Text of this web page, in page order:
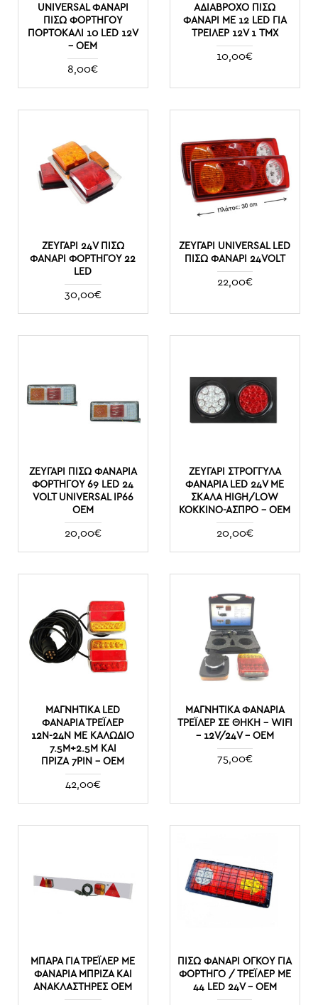
UNIVERSAL ΦΑΝΆΡΙ
ΠΊΣΩ ΦΟΡΤΗΓΟΎ
ΠΟΡΤΟΚΑΛΊ 10 LED 12V
– OEM
8,00€
ΑΔΙΆΒΡΟΧΟ ΠΊΣΩ
ΦΑΝΆΡΙ ΜΕ 12 LED ΓΙΑ
ΤΡΕΙΛΕΡ 12V 1 ΤΜΧ
10,00€
ΖΕΥΓΆΡΙ 24V ΠΊΣΩ
ΦΑΝΆΡΙ ΦΟΡΤΗΓΟΎ 22
LED
30,00€
ΖΕΥΓΑΡΙ UNIVERSAL LED
ΠΙΣΩ ΦΑΝΑΡΙ 24VOLT
22,00€
ΖΕΥΓΑΡΙ ΠΊΣΩ ΦΑΝΆΡΙΑ
ΦΟΡΤΗΓΟΎ 69 LED 24
VOLT UNIVERSAL IP66
ΟΕΜ
20,00€
ΖΕΥΓΆΡΙ ΣΤΡΟΓΓΥΛΆ
ΦΑΝΆΡΙΑ LED 24V ΜΕ
ΣΚΆΛΑ HIGH/LOW
ΚΌΚΚΙΝΟ-ΆΣΠΡΟ - ΟΕΜ
20,00€
ΜΑΓΝΗΤΙΚΆ LED
ΦΑΝΆΡΙΑ ΤΡΈΙΛΕΡ
12Ν-24Ν ΜΕ ΚΑΛΏΔΙΟ
7.5Μ+2.5Μ ΚΑΙ
ΠΡΊΖΑ 7PIN - ΟΕΜ
42,00€
ΜΑΓΝΗΤΙΚΆ ΦΑΝΆΡΙΑ
ΤΡΈΙΛΕΡ ΣΕ ΘΉΚΗ – WIFI
– 12V/24V – OEM
75,00€
ΜΠΆΡΑ ΓΙΑ ΤΡΈΙΛΕΡ ΜΕ
ΦΑΝΆΡΙΑ ΜΠΡΙΖΑ ΚΑΙ
ΑΝΑΚΛΑΣΤΉΡΕΣ ΟΕΜ
ΠΊΣΩ ΦΑΝΆΡΙ ΌΓΚΟΥ ΓΙΑ
ΦΟΡΤΗΓΌ / ΤΡΈΙΛΕΡ ΜΕ
44 LED 24V - OEM